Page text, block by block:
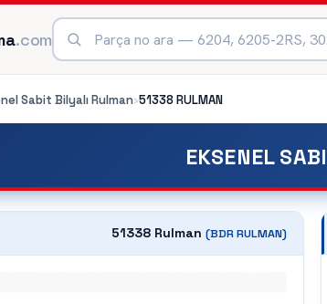
.com
Sabit Bilyalı Rulman›51338RULMAN
EKSENEL
51338 Rulman (BDRRULMAN)